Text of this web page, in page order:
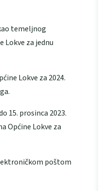
temeljnog
za jednu
Lokve za 2024.
15. prosinca 2023.
Općine Lokve za
poštom